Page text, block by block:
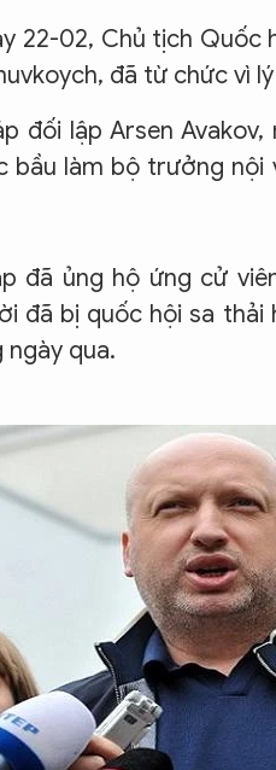
22-02, Chủ tịch Quốc
đã từ chức vì
đối lập Arsen
bầu làm bộ trưởng
đã ủng hộ ứng cử
đã bị quốc hội sa
qua.